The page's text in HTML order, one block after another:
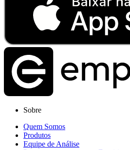
Sobre
Quem Somos
Produtos
Equipe de Análise